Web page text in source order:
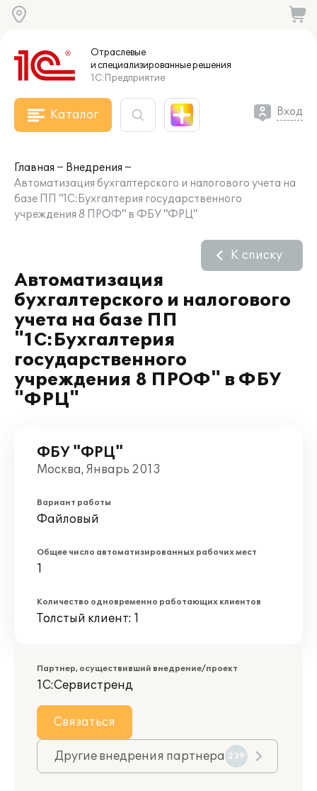
Отраслевые
и специализированныерешения
1С:Предприятие
Каталог Вход
Главная
Внедрения
Автоматизация бухгалтерского и налогового учета на
базе ПП "1С:Бухгалтерия государственного
учреждения 8 ПРОФ" в ФБУ "ФРЦ"
Автоматизация
бухгалтерского и налогового
учета на базе ПП
"1С:Бухгалтерия
государственного
учреждения 8 ПРОФ" в ФБУ
"ФРЦ"
К списку
ФБУ "ФРЦ"
Москва, Январь 2013
Вариант работы
Файловый
Общее число автоматизированных рабочих мест
1
Количество одновременно работающих клиентов
Толстый клиент: 1
Партнер, осуществивший внедрение/проект
1С:Сервистренд
Связаться
Другие внедрения партнера 239